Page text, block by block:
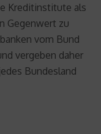
Kreditinstitute als
Gegenwert zu
vom Bund
vergeben daher
Bundesland